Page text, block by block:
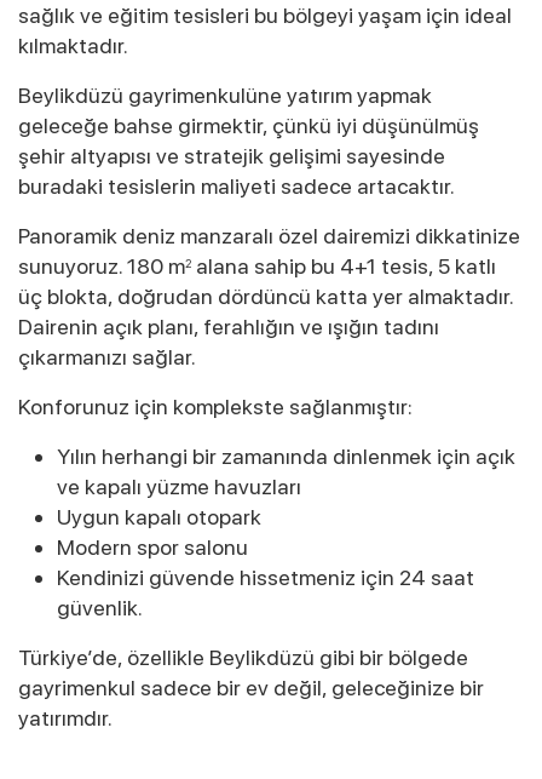
sağlık ve eğitim tesisleri bu bölgeyi yaşam için ideal
kılmaktadır.
Beylikdüzü gayrimenkulüne yatırım yapmak
geleceğe bahse girmektir, çünkü iyi düşünülmüş
şehir altyapısı ve stratejik gelişimi sayesinde
buradaki tesislerin maliyeti sadece artacaktır.
Panoramik deniz manzaralı özel dairemizi dikkatinize
sunuyoruz. 180 m2 alana sahip bu 4+1 tesis, 5 katlı
üç blokta, doğrudan dördüncü katta yer almaktadır.
Dairenin açık planı, ferahlığın ve ışığın tadını
çıkarmanızı sağlar.
Konforunuz için komplekste sağlanmıştır:
Yılın herhangi bir zamanında dinlenmek için açık
ve kapalı yüzme havuzları
Uygun kapalı otopark
Modern spor salonu
Kendinizi güvende hissetmeniz için 24 saat
güvenlik.
Türkiye’de, özellikle Beylikdüzü gibi bir bölgede
gayrimenkul sadece bir ev değil, geleceğinize bir
yatırımdır.